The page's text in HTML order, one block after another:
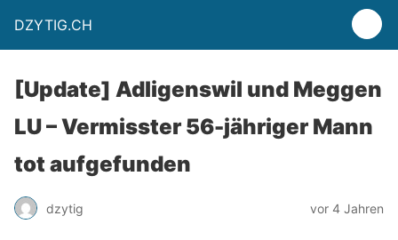
DZYTIG.CH
[Update] Adligenswil und Meggen
LU – Vermisster 56-jähriger Mann
tot aufgefunden
dzytig vor 4 Jahren